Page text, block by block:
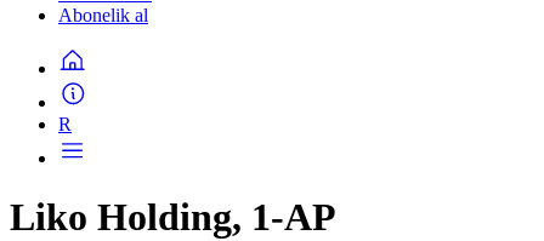
Abonelik al
R
Liko Holding, 1-AP